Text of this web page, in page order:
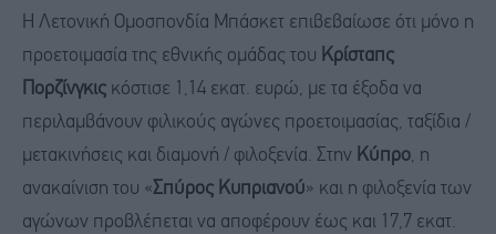
Η Λετονική Ομοσπονδία Μπάσκετ επιβεβαίωσε ότι μόνο η
προετοιμασία της εθνικής ομάδας του Κρίσταπς
Πορζίνγκις κόστισε 1,14 εκατ. ευρώ, με τα έξοδα να
περιλαμβάνουν φιλικούς αγώνες προετοιμασίας, ταξίδια /
μετακινήσεις και διαμονή / φιλοξενία. Στην Κύπρο, η
ανακαίνιση του «Σπύρος Κυπριανού» και η φιλοξενία των
αγώνων προβλέπεται να αποφέρουν έως και 17,7 εκατ.